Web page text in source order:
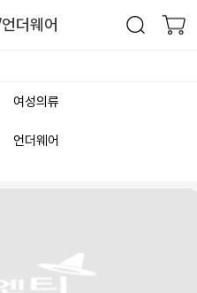
더웨어
여성의류
언더웨어